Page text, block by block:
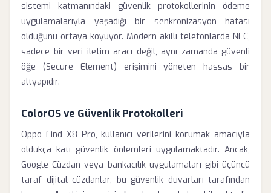
sistemi katmanındaki güvenlik protokollerinin ödeme
uygulamalarıyla yaşadığı bir senkronizasyon hatası
olduğunu ortaya koyuyor. Modern akıllı telefonlarda NFC,
sadece bir veri iletim aracı değil, aynı zamanda güvenli
öğe (Secure Element) erişimini yöneten hassas bir
altyapıdır.
ColorOS ve Güvenlik Protokolleri
Oppo Find X8 Pro, kullanıcı verilerini korumak amacıyla
oldukça katı güvenlik önlemleri uygulamaktadır. Ancak,
Google Cüzdan veya bankacılık uygulamaları gibi üçüncü
taraf dijital cüzdanlar, bu güvenlik duvarları tarafından